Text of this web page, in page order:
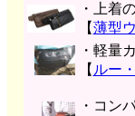
・上着
【薄型
・軽量
【 ルー
・コン